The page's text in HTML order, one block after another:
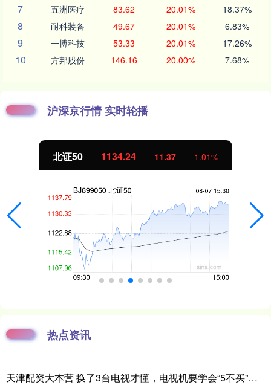
7 五洲医疗 83.62 20.01% 18.37%
8 耐科装备 49.67 20.01% 6.83%
9 一博科技 53.33 20.01% 17.26%
10 方邦股份 146.16 20.00% 7.68%
沪深京行情 实时轮播
北证50 1134.24 11.37 1.01%
热点资讯
天津配资大本营 换了3台电视才懂，电视机要学会“5不买”，都是花钱买的经验